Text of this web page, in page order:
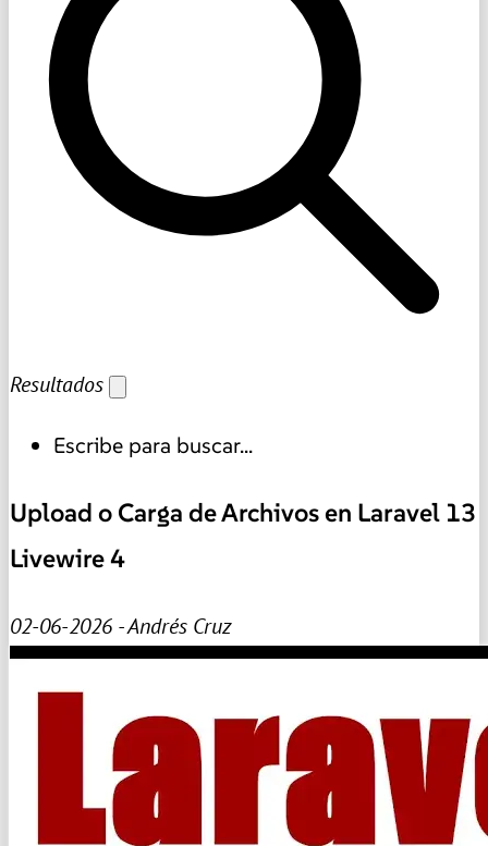
Resultados
Escribe para buscar...
Upload o Carga de Archivos en Laravel 13
Livewire 4
02-06-2026 - Andrés Cruz